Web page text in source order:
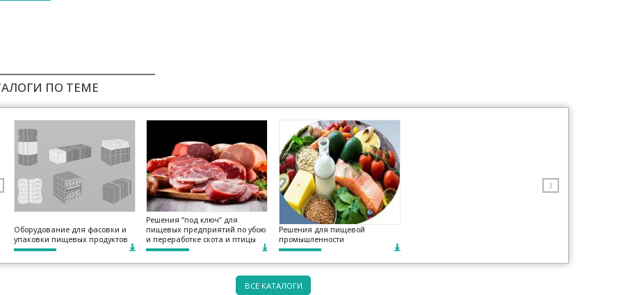
ПО ТЕМЕ
⟩
Оборудование для фасовки и
упаковки пищевых продуктов
Решения “под ключ” для
пищевых предприятий по убою
и переработке скота и птицы
Решения для пищевой
промышленности
ВСЕ КАТАЛОГИ